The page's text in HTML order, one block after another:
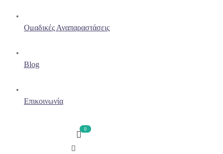
Ομαδικές Αναπαραστάσεις
Blog
Επικοινωνία